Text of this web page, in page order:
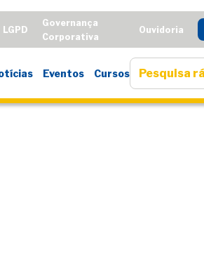
LGPD
Governança
Corporativa
Ouvidoria
Eventos Cursos